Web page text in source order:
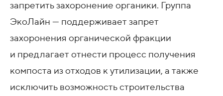
запретить захоронение органики. Группа
ЭкоЛайн — поддерживает запрет
захоронения органической фракции
и предлагает отнести процесс получения
компоста из отходов к утилизации, а также
исключить возможность строительства